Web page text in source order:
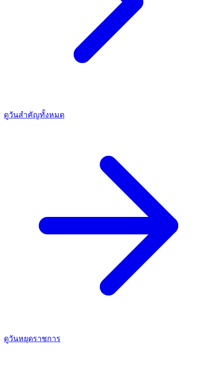
ดูวันสำคัญทั้งหมด
ดูวันหยุดราชการ